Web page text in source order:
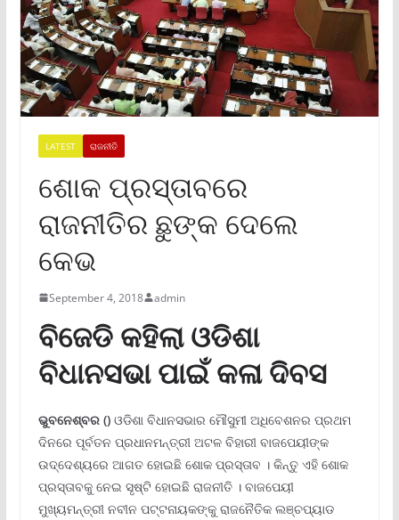
LATEST ରାଜନୀତି
ଶୋକ ପ୍ରସ୍ତାବରେ
ରାଜନୀତିର ଛୁଙ୍କ ଦେଲେ
କେଭ
September 4, 2018 admin
ବିଜେଡି କହିଲା ଓଡିଶା
ବିଧାନସଭା ପାଇଁ କଳା ଦିବସ
ଭୁବନେଶ୍ବର ()ଓଡିଶା ବିଧାନସଭାର ମୌସୁମୀ ଅଧିବେଶନର ପ୍ରଥମ
ଦିନରେ ପୂର୍ବତନ ପ୍ରଧାନମନ୍ତ୍ରୀ ଅଟଳ ବିହାରୀ ବାଜପେୟୀଙ୍କ
ଉଦ୍ଦେଶ୍ୟରେ ଆଗତ ହୋଇଛି ଶୋକ ପ୍ରସ୍ତାବ । କିନ୍ତୁ ଏହି ଶୋକ
ପ୍ରସ୍ତାବକୁ ନେଇ ସୃଷ୍ଟି ହୋଇଛି ରାଜନୀତି । ବାଜପେୟୀ
ମୁଖ୍ୟମନ୍ତ୍ରୀ ନବୀନ ପଟ୍ଟନାୟକଙ୍କୁ ରାଜନୈତିକ ଲଞ୍ଚପ୍ୟାଡ